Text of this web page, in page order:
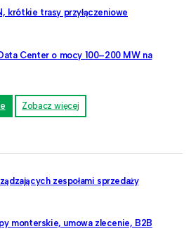
krótkie trasy przyłączeniowe
Center o mocy 100–200 MW na
Zobacz więcej
zespołami sprzedaży
monterskie, umowa zlecenie, B2B